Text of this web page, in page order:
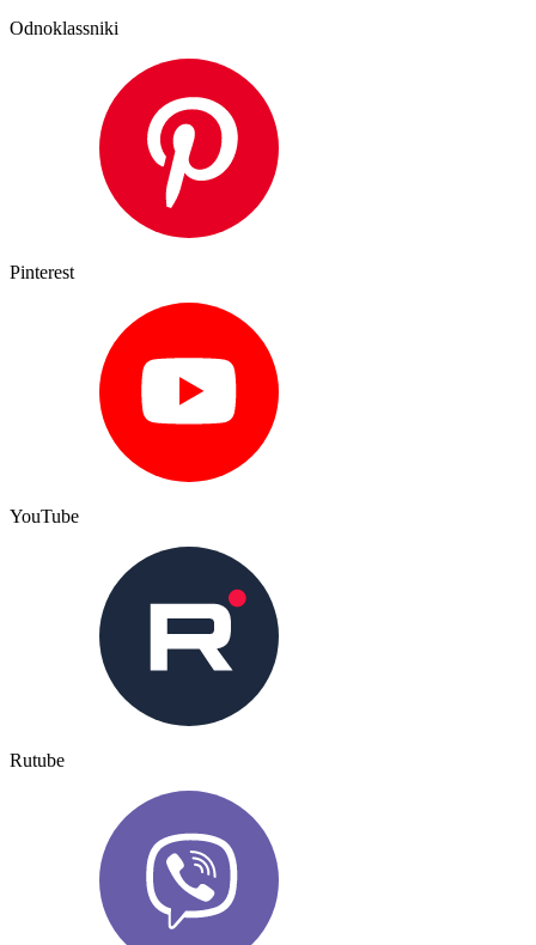
Odnoklassniki
Pinterest
YouTube
Rutube